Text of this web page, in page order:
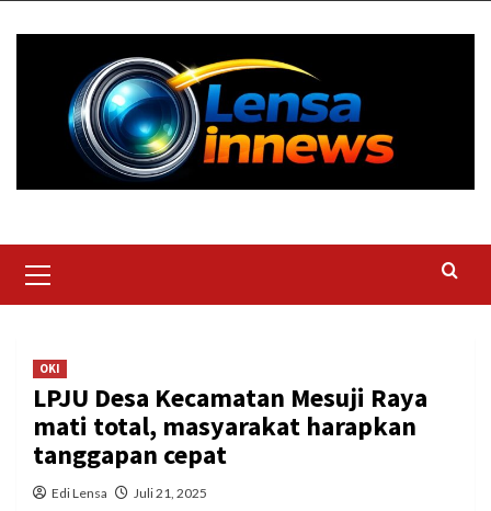
Menu
OKI
LPJU Desa Kecamatan Mesuji Raya
mati total, masyarakat harapkan
tanggapan cepat
Edi Lensa Juli 21, 2025